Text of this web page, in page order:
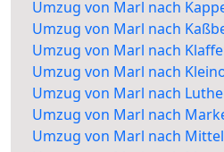
Umzug von Marl nach
Umzug von Marl nach
Umzug von Marl nach
Umzug von Marl nach
Umzug von Marl nach
Umzug von Marl nach
Umzug von Marl nach